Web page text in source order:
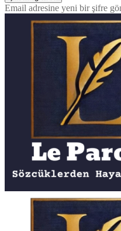
Email adresine yeni bir şifre